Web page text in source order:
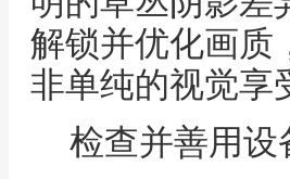
解锁并优化画质
非单纯的视觉享
检查并善用设